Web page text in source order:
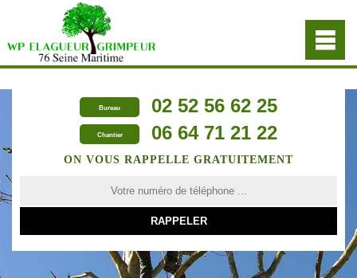
Bureau 02 52 56 62 25
Chantier 06 64 71 21 22
ON VOUS RAPPELLE GRATUITEMENT